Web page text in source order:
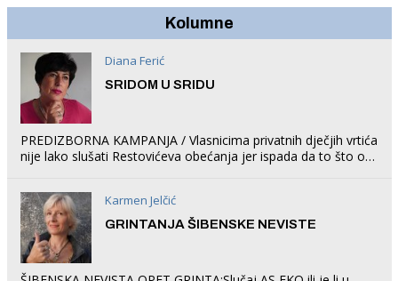
Kolumne
Diana Ferić
SRIDOM U SRIDU
PREDIZBORNA KAMPANJA / Vlasnicima privatnih dječjih vrtića
nije lako slušati Restovićeva obećanja jer ispada da to što oni
Karmen Jelčić
GRINTANJA ŠIBENSKE NEVISTE